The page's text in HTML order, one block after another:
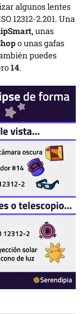
algunos lentes
12312-2.201. Una
unas
ounas gafas
puedes
14.